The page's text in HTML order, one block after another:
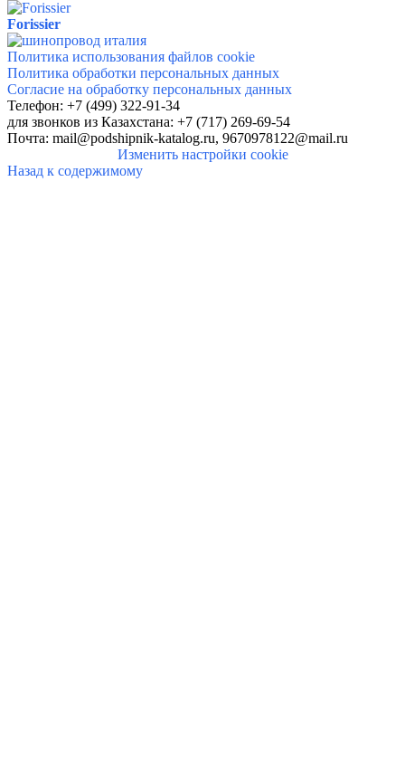
Forissier
Политика использования файлов cookie
Политика обработки персональных данных
Согласие на обработку персональных данных
Телефон: +7 (499) 322-91-34
для звонков из Казахстана: +7 (717) 269-69-54
Почта: mail@podshipnik-katalog.ru, 9670978122@mail.ru
Изменить настройки cookie
Назад к содержимому